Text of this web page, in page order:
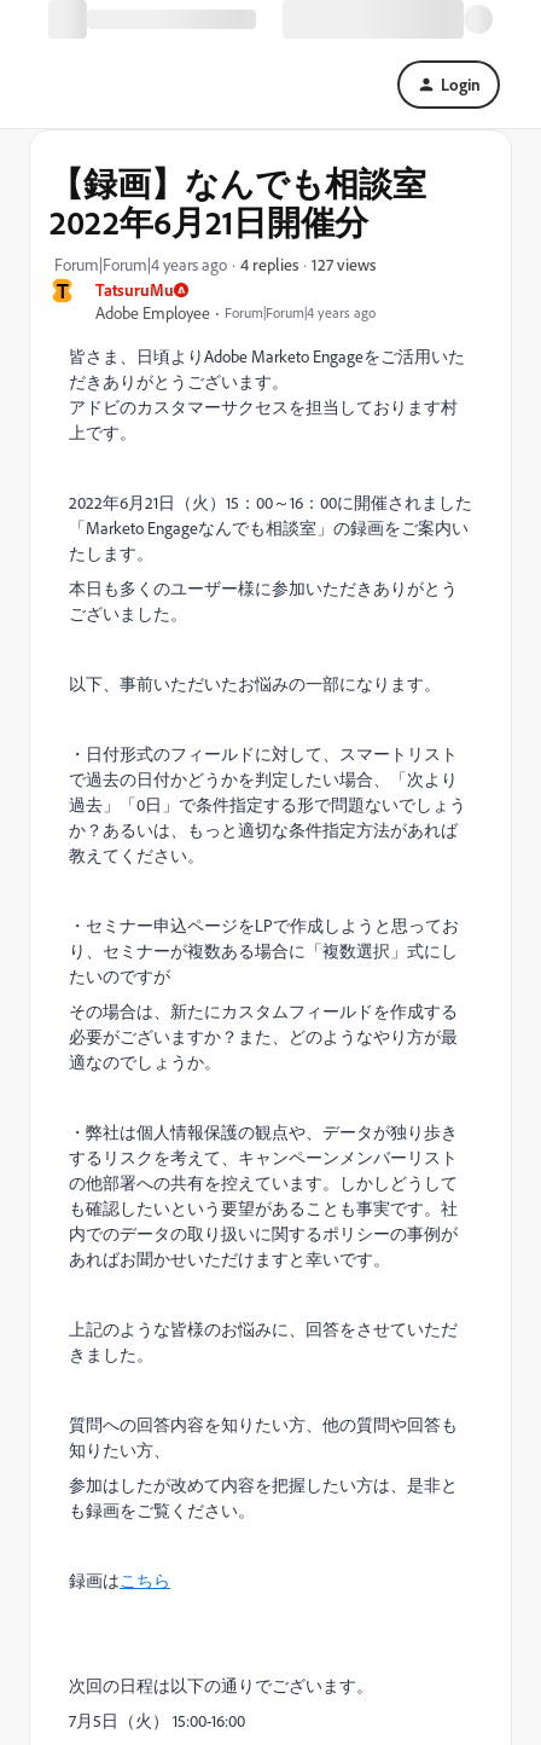
Login
T
TatsuruMu
Adobe Employee
Forum|Forum|4 years ago
【録画】なんでも相談室
2022年6月21日開催分
Forum|Forum|4 years ago 4 replies 127 views
皆さま、日頃よりAdobe Marketo Engageをご活用いた
だきありがとうございます。
アドビのカスタマーサクセスを担当しております村
上です。
2022年6月21日（火）15：00～16：00に開催されました
「Marketo Engageなんでも相談室」の録画をご案内い
たします。
本日も多くのユーザー様に参加いただきありがとう
ございました。
以下、事前いただいたお悩みの一部になります。
・日付形式のフィールドに対して、スマートリスト
で過去の日付かどうかを判定したい場合、「次より
過去」「0日」で条件指定する形で問題ないでしょう
か？あるいは、もっと適切な条件指定方法があれば
教えてください。
・セミナー申込ページをLPで作成しようと思ってお
り、セミナーが複数ある場合に「複数選択」式にし
たいのですが
その場合は、新たにカスタムフィールドを作成する
必要がございますか？また、どのようなやり方が最
適なのでしょうか。
・弊社は個人情報保護の観点や、データが独り歩き
するリスクを考えて、キャンペーンメンバーリスト
の他部署への共有を控えています。しかしどうして
も確認したいという要望があることも事実です。社
内でのデータの取り扱いに関するポリシーの事例が
あればお聞かせいただけますと幸いです。
上記のような皆様のお悩みに、回答をさせていただ
きました。
質問への回答内容を知りたい方、他の質問や回答も
知りたい方、
参加はしたが改めて内容を把握したい方は、是非と
も録画をご覧ください。
録画はこちら
次回の日程は以下の通りでございます。
7月5日（火） 15:00-16:00